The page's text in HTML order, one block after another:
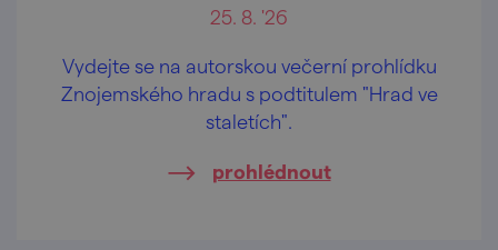
25. 8. '26
Vydejte se na autorskou večerní prohlídku
Znojemského hradu s podtitulem "Hrad ve
staletích".
prohlédnout